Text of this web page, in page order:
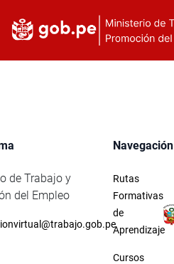
de Trabajo y
del Empleo
Navegación
Rutas
Formativas
de
Aprendizaje
Cursos